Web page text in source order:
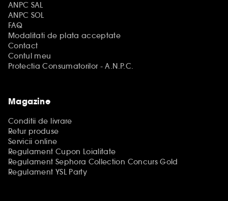
ANPC SAL
ANPC SOL
FAQ
Modalitati de plata acceptate
Contact
Contul meu
Protectia Consumatorilor - A.N.P.C.
Magazine
Conditii de livrare
Retur produse
Servicii online
Regulament Cupon Loialitate
Regulament Sephora Collection Concurs Gold
Regulament YSL Party